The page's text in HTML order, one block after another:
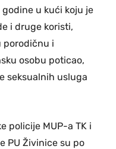
u kući koju je
i druge koristi,
porodičnu i
osobu poticao,
seksualnih usluga
policije MUP-a TK i
PU Živinice su po